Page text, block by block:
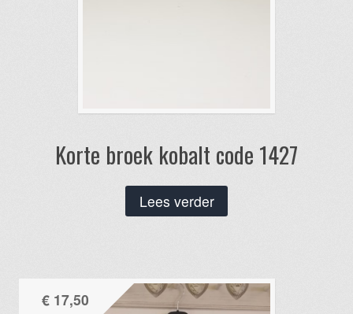
Korte broek kobalt code 1427
Lees verder
€17,50